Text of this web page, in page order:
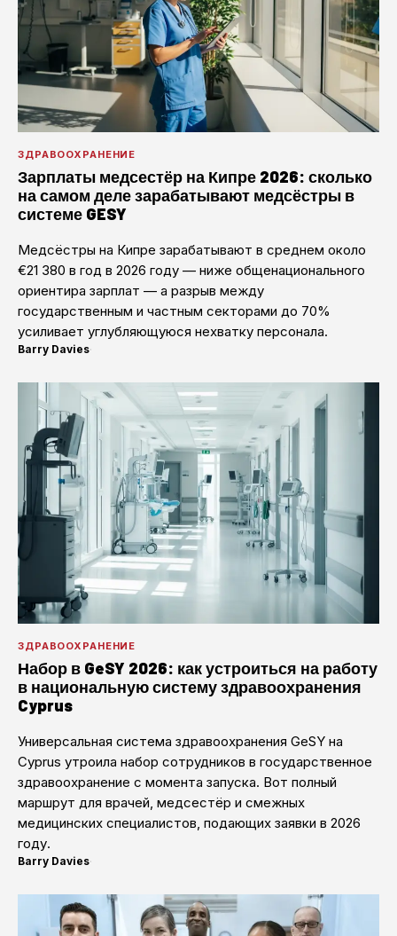
ЗДРАВООХРАНЕНИЕ
Зарплаты медсестёр на Кипре 2026: сколько
на самом деле зарабатывают медсёстры в
системе GESY
Медсёстры на Кипре зарабатывают в среднем около
€21 380 в год в 2026 году — ниже общенационального
ориентира зарплат — а разрыв между
государственным и частным секторами до 70%
усиливает углубляющуюся нехватку персонала.
Barry Davies·
ЗДРАВООХРАНЕНИЕ
Набор в GeSY 2026: как устроиться на работу
в национальную систему здравоохранения
Cyprus
Универсальная система здравоохранения GeSY на
Cyprus утроила набор сотрудников в государственное
здравоохранение с момента запуска. Вот полный
маршрут для врачей, медсестёр и смежных
медицинских специалистов, подающих заявки в 2026
году.
Barry Davies·